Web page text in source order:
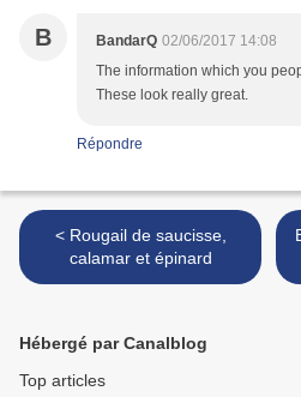
B BandarQ 02/06/2017 14:08
The information which you
These look really great.
Répondre
< Rougail de saucisse,
calamar et épinard
Hébergé par Canalblog
Top articles